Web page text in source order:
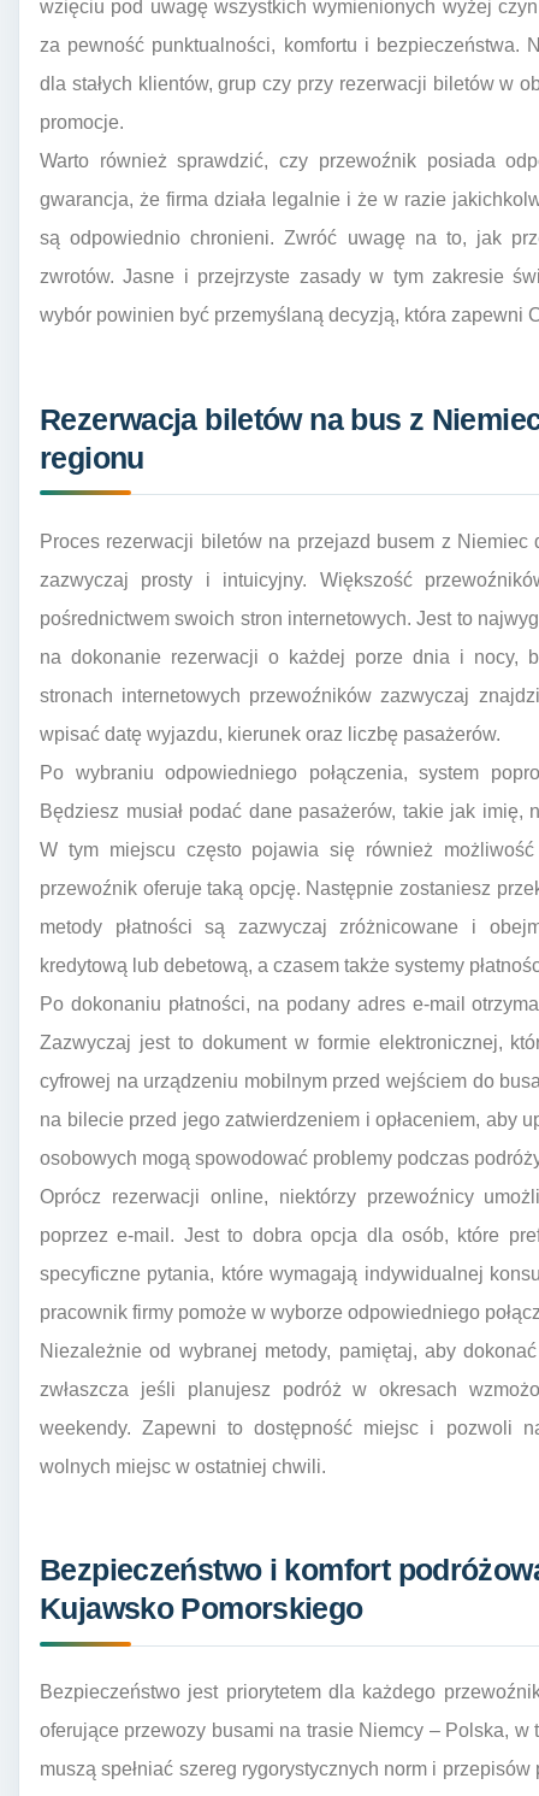
wzięciu pod uwagę wszystkich wymienionych wyżej
za pewność punktualności, komfortu i bezpieczeństwa.
dla stałych klientów, grup czy przy rezerwacji biletów w
promocje.
Warto również sprawdzić, czy przewoźnik posiada
gwarancja, że firma działa legalnie i że w razie
są odpowiednio chronieni. Zwróć uwagę na to, jak
zwrotów. Jasne i przejrzyste zasady w tym zakresie
wybór powinien być przemyślaną decyzją, która zapewni
Rezerwacja biletów na bus z
regionu
Proces rezerwacji biletów na przejazd busem z
zazwyczaj prosty i intuicyjny. Większość
pośrednictwem swoich stron internetowych. Jest to
na dokonanie rezerwacji o każdej porze dnia i nocy,
stronach internetowych przewoźników zazwyczaj
wpisać datę wyjazdu, kierunek oraz liczbę pasażerów.
Po wybraniu odpowiedniego połączenia, system
Będziesz musiał podać dane pasażerów, takie jak imię,
W tym miejscu często pojawia się również
przewoźnik oferuje taką opcję. Następnie zostaniesz
metody płatności są zazwyczaj zróżnicowane i
kredytową lub debetową, a czasem także systemy
Po dokonaniu płatności, na podany adres e-mail
Zazwyczaj jest to dokument w formie elektronicznej,
cyfrowej na urządzeniu mobilnym przed wejściem do
na bilecie przed jego zatwierdzeniem i opłaceniem, aby
osobowych mogą spowodować problemy podczas
Oprócz rezerwacji online, niektórzy przewoźnicy
poprzez e-mail. Jest to dobra opcja dla osób, które
specyficzne pytania, które wymagają indywidualnej
pracownik firmy pomoże w wyborze odpowiedniego
Niezależnie od wybranej metody, pamiętaj, aby
zwłaszcza jeśli planujesz podróż w okresach
weekendy. Zapewni to dostępność miejsc i pozwoli
wolnych miejsc w ostatniej chwili.
Bezpieczeństwo i komfort
Kujawsko Pomorskiego
Bezpieczeństwo jest priorytetem dla każdego
oferujące przewozy busami na trasie Niemcy – Polska,
muszą spełniać szereg rygorystycznych norm i